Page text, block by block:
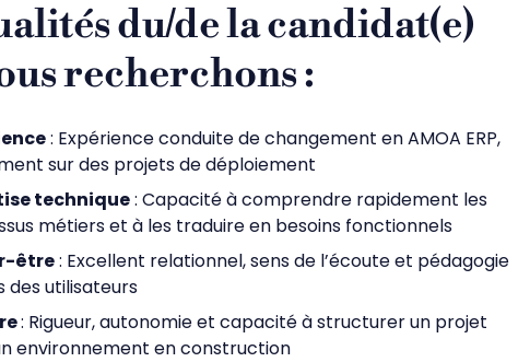
du/de la candidat(e)
recherchons :
: Expérience conduite de changement en AMOA ERP,
sur des projets de déploiement
technique: Capacité à comprendre rapidement les
métiers et à les traduire en besoins fonctionnels
être: Excellent relationnel, sens de l’écoute et pédagogie
des utilisateurs
: Rigueur, autonomie et capacité à structurer un projet
environnement en construction